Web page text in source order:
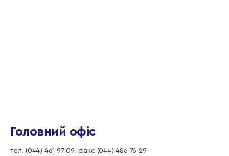
Головний офіс
тел. (044) 461 97 09, факс (044) 486 76 29